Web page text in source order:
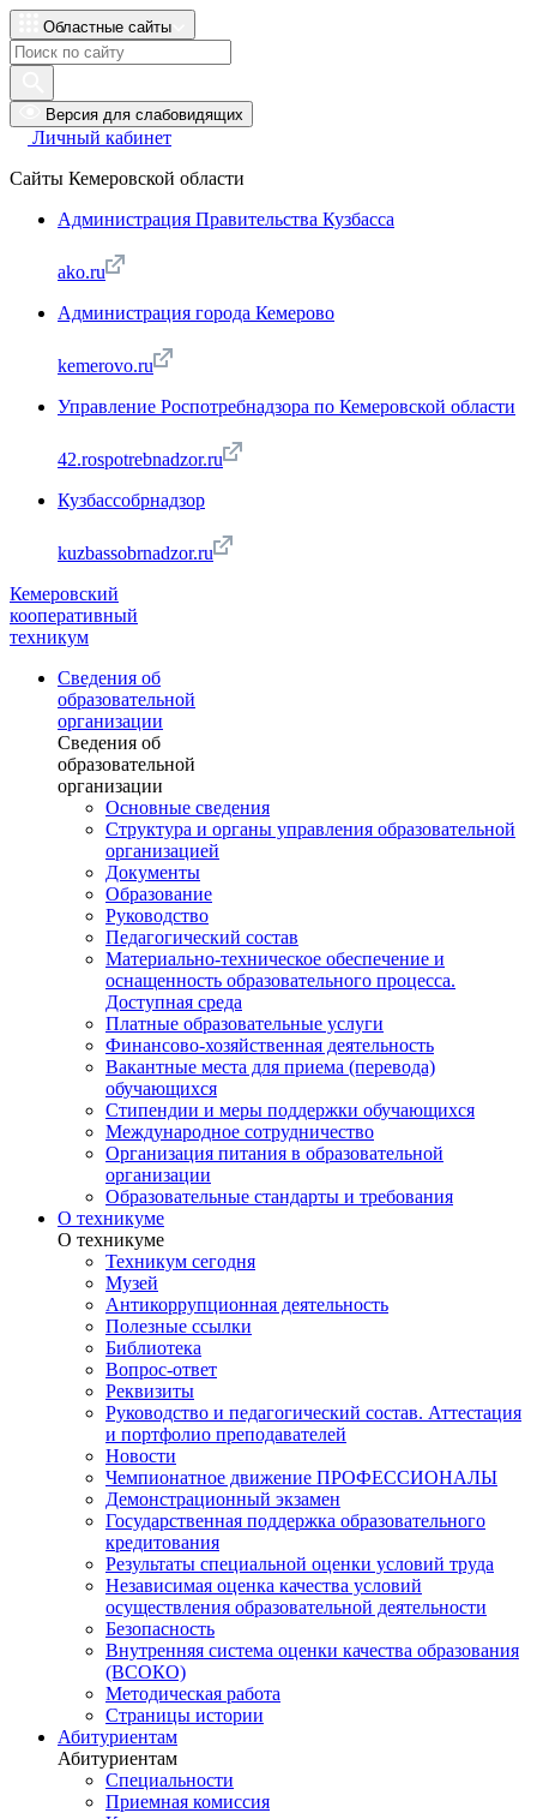
Областные сайты
Версия для слабовидящих
Личный кабинет
Сайты Кемеровской области
Администрация Правительства Кузбасса
ako.ru
Администрация города Кемерово
kemerovo.ru
Управление Роспотребнадзора по Кемеровской области
42.rospotrebnadzor.ru
Кузбассобрнадзор
kuzbassobrnadzor.ru
Кемеровский
кооперативный
техникум
Сведения об
образовательной
организации
Сведения об
образовательной
организации
Основные сведения
Структура и органы управления образовательной
организацией
Документы
Образование
Руководство
Педагогический состав
Материально-техническое обеспечение и
оснащенность образовательного процесса.
Доступная среда
Платные образовательные услуги
Финансово-хозяйственная деятельность
Вакантные места для приема (перевода)
обучающихся
Стипендии и меры поддержки обучающихся
Международное сотрудничество
Организация питания в образовательной
организации
Образовательные стандарты и требования
О техникуме
О техникуме
Техникум сегодня
Музей
Антикоррупционная деятельность
Полезные ссылки
Библиотека
Вопрос-ответ
Реквизиты
Руководство и педагогический состав. Аттестация
и портфолио преподавателей
Новости
Чемпионатное движение ПРОФЕССИОНАЛЫ
Демонстрационный экзамен
Государственная поддержка образовательного
кредитования
Результаты специальной оценки условий труда
Независимая оценка качества условий
осуществления образовательной деятельности
Безопасность
Внутренняя система оценки качества образования
(ВСОКО)
Методическая работа
Страницы истории
Абитуриентам
Абитуриентам
Специальности
Приемная комиссия